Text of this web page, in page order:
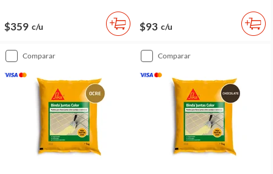
$359 c/u $93 c/u
comparar comparar